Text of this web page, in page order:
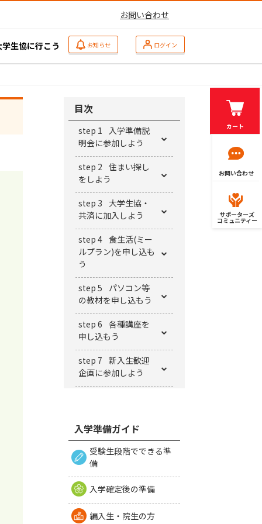
お問い合わせ
学生協に行こう お知らせ ログイン
目次
step 1
⼊学準備説
明会に参加しよう
step 2 住まい探し
をしよう
step 3 ⼤学⽣協・
共済に加⼊しよう
step 4 ⾷⽣活(ミー
ルプラン)を申し込も
う
step 5
パソコン等
の教材を申し込もう
step 6 各種講座を
申し込もう
step 7 新⼊⽣歓迎
企画に参加しよう
入学準備ガイド
受験生段階でできる準
備
入学確定後の準備
編入生・院生の方
カート
お問い合わせ
サポーターズ
コミュニティー